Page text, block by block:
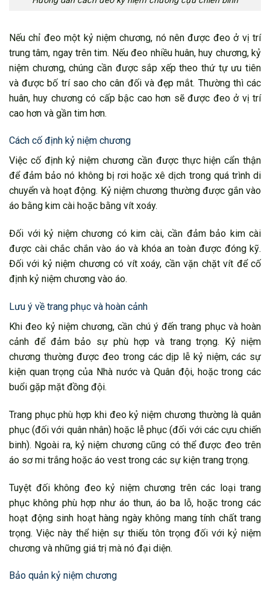
Nếu chỉ đeo một kỷ niệm chương, nó nên được đeo ở vị trí
trung tâm, ngay trên tim. Nếu đeo nhiều huân, huy chương, kỷ
niệm chương, chúng cần được sắp xếp theo thứ tự ưu tiên
và được bố trí sao cho cân đối và đẹp mắt. Thường thì các
huân, huy chương có cấp bậc cao hơn sẽ được đeo ở vị trí
cao hơn và gần tim hơn.
Cách cố định kỷ niệm chương
Việc cố định kỷ niệm chương cần được thực hiện cẩn thận
để đảm bảo nó không bị rơi hoặc xê dịch trong quá trình di
chuyển và hoạt động. Kỷ niệm chương thường được gắn vào
áo bằng kim cài hoặc bằng vít xoáy.
Đối với kỷ niệm chương có kim cài, cần đảm bảo kim cài
được cài chắc chắn vào áo và khóa an toàn được đóng kỹ.
Đối với kỷ niệm chương có vít xoáy, cần vặn chặt vít để cố
định kỷ niệm chương vào áo.
Lưu ý về trang phục và hoàn cảnh
Khi đeo kỷ niệm chương, cần chú ý đến trang phục và hoàn
cảnh để đảm bảo sự phù hợp và trang trọng. Kỷ niệm
chương thường được đeo trong các dịp lễ kỷ niệm, các sự
kiện quan trọng của Nhà nước và Quân đội, hoặc trong các
buổi gặp mặt đồng đội.
Trang phục phù hợp khi đeo kỷ niệm chương thường là quân
phục (đối với quân nhân) hoặc lễ phục (đối với các cựu chiến
binh). Ngoài ra, kỷ niệm chương cũng có thể được đeo trên
áo sơ mi trắng hoặc áo vest trong các sự kiện trang trọng.
Tuyệt đối không đeo kỷ niệm chương trên các loại trang
phục không phù hợp như áo thun, áo ba lỗ, hoặc trong các
hoạt động sinh hoạt hàng ngày không mang tính chất trang
trọng. Việc này thể hiện sự thiếu tôn trọng đối với kỷ niệm
chương và những giá trị mà nó đại diện.
Bảo quản kỷ niệm chương